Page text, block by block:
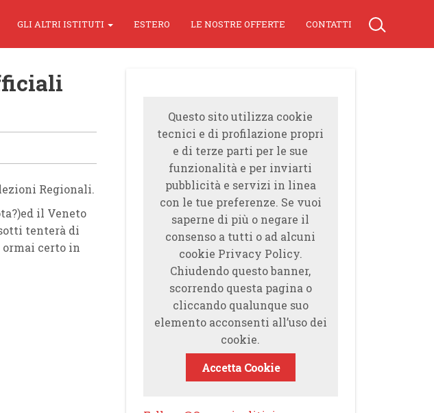
GLI ALTRI ISTITUTI ESTERO LE NOSTRE OFFERTE CONTATTI
Regionali.
il Veneto
tenterà di
ormai certo in
Questo sito utilizza cookie
tecnici e di profilazione propri
e di terze parti per le sue
funzionalità e per inviarti
pubblicità e servizi in linea
con le tue preferenze. Se vuoi
saperne di più o negare il
consenso a tutti o ad alcuni
cookie Privacy Policy.
Chiudendo questo banner,
scorrendo questa pagina o
cliccando qualunque suo
elemento acconsenti all’uso dei
cookie.
Accetta Cookie